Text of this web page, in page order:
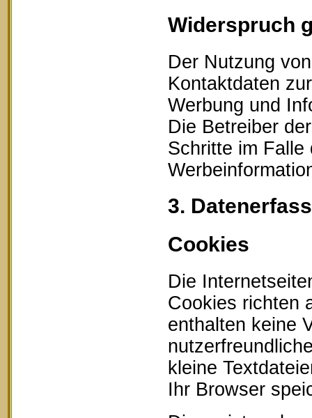
Widerspruch
Der Nutzung
Kontaktdaten
Werbung und
Die Betreiber
Schritte im Falle
3.
Cookies
Die
Cookies richten
enthalten keine
kleine
Ihr Browser